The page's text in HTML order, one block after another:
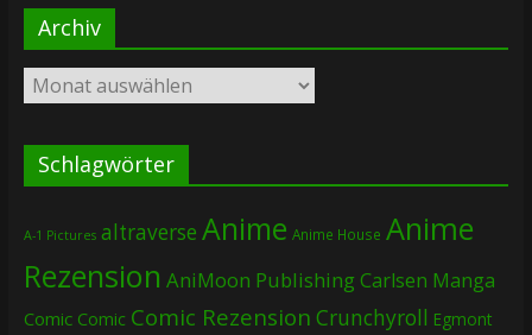
Archiv
Archiv
Schlagwörter
A-1 Pictures altraverse Anime Anime House Anime
Rezension AniMoon PublishingCarlsen Manga
Comic Comic Comic Rezension Crunchyroll Egmont